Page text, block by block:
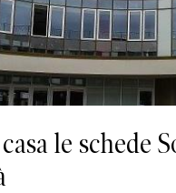
le schede